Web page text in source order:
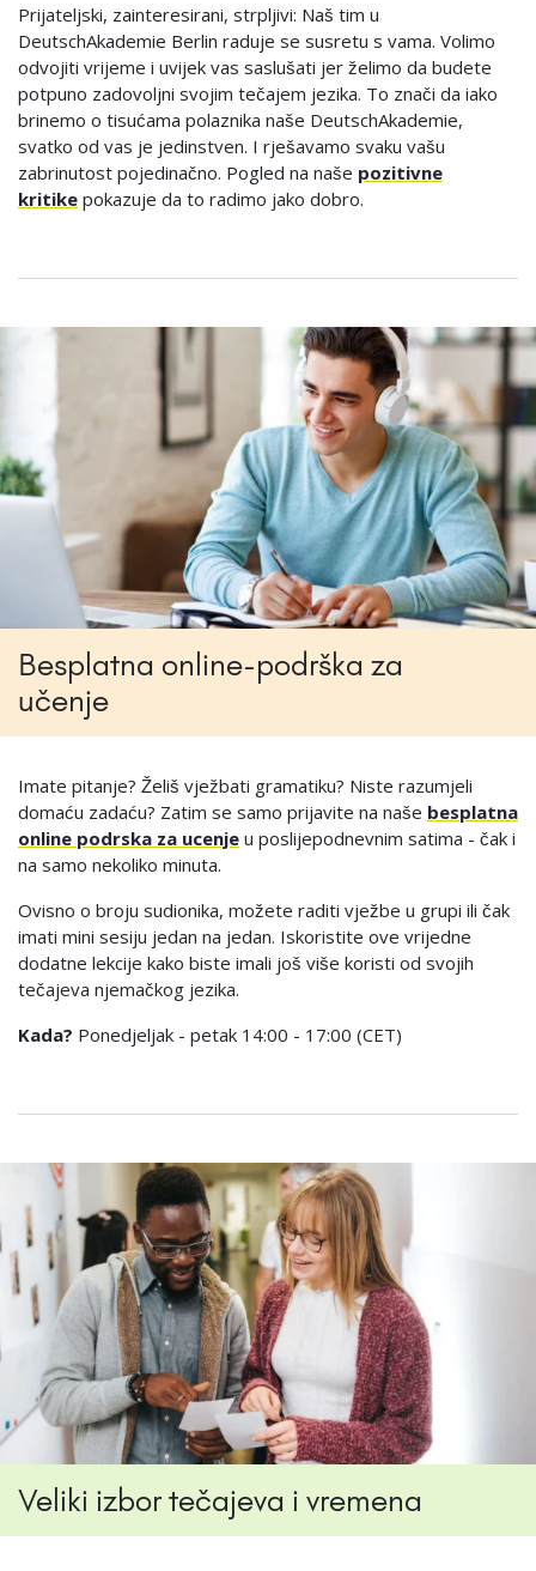
Prijateljski, zainteresirani, strpljivi: Naš tim u
DeutschAkademie Berlin raduje se susretu s vama. Volimo
odvojiti vrijeme i uvijek vas saslušati jer želimo da budete
potpuno zadovoljni svojim tečajem jezika. To znači da iako
brinemo o tisućama polaznika naše DeutschAkademie,
svatko od vas je jedinstven. I rješavamo svaku vašu
zabrinutost pojedinačno. Pogled na naše pozitivne
kritike pokazuje da to radimo jako dobro.
Besplatna online-podrška za
učenje
Imate pitanje? Želiš vježbati gramatiku? Niste razumjeli
domaću zadaću? Zatim se samo prijavite na naše besplatna
online podrska za ucenje u poslijepodnevnim satima - čak i
na samo nekoliko minuta.
Ovisno o broju sudionika, možete raditi vježbe u grupi ili čak
imati mini sesiju jedan na jedan. Iskoristite ove vrijedne
dodatne lekcije kako biste imali još više koristi od svojih
tečajeva njemačkog jezika.
Kada? Ponedjeljak - petak 14:00 - 17:00 (CET)
Veliki izbor tečajeva i vremena